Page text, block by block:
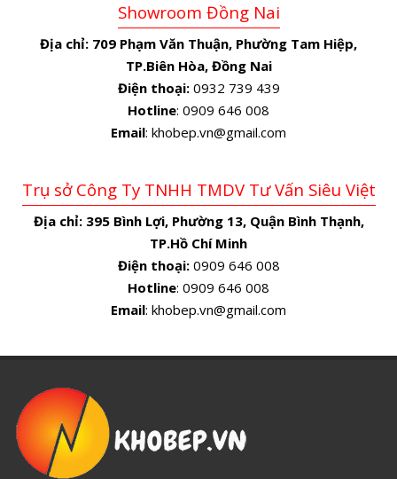
Showroom Đồng Nai
Địa chỉ: 709 Phạm Văn Thuận, Phường Tam Hiệp,
TP.Biên Hòa, Đồng Nai
Điện thoại:0932 739 439
Hotline: 0909 646 008
Email: khobep.vn@gmail.com
Trụ sở Công Ty TNHH TMDV Tư Vấn Siêu Việt
Địa chỉ: 395 Bình Lợi, Phường 13, Quận Bình Thạnh,
TP.Hồ Chí Minh
Điện thoại:0909 646 008
Hotline: 0909 646 008
Email: khobep.vn@gmail.com